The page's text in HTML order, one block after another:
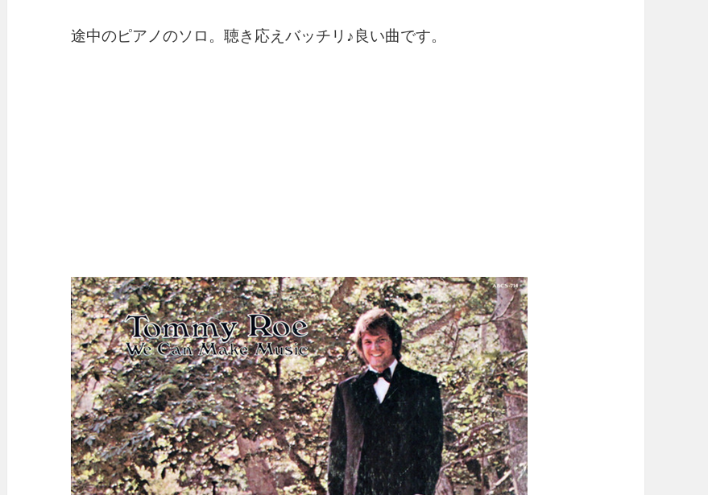
途中のピアノのソロ。聴き応えバッチリ♪良い曲です。